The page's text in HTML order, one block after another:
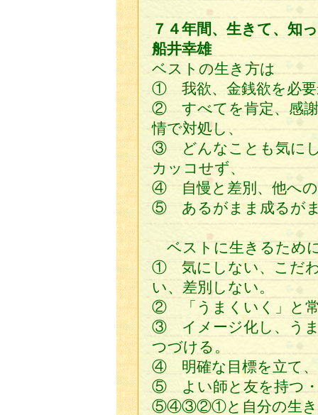
７４年間、生きて、知
船井幸雄
ベストの生き方は
① 我欲、金銭欲を必要
② すべてを肯定、感謝
情で対処し、
③ どんなことも気に
カッコせず、
④ 自慢と差別、他への
⑤ あるがまま成るが
ベストに生きるため
① 気にしない、こだ
い、差別しない。
② 「うまくいく」と常
③ イメージ化し、うま
つづける。
④ 明確な目標を立て、
⑤ よい師と友を持つ・
⑤④③②①と自分の生き